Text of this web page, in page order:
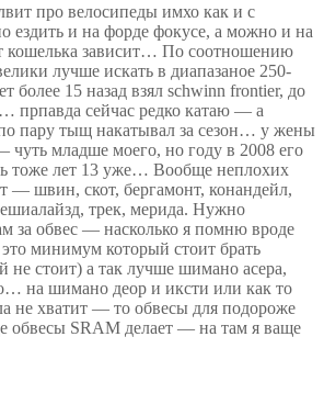
про велосипеды имхо как и с
и на форде фокусе, а можно и на
кошелька зависит… По соотношению
лучше искать в диапазаное 250-
более 15 назад взял schwinn frontier, до
прпавда сейчас редко катаю — а
пару тыщ накатывал за сезон… у жены
чуть младше моего, но году в 2008 его
тоже лет 13 уже… Вообще неплохих
— швин, скот, бергамонт, конандейл,
трек, мерида. Нужно
за обвес — насколько я помню вроде
минимум который стоит брать
не стоит) а так лучше шимано асера,
на шимано деор и иксти или как то
не хватит — то обвесы для подороже
обвесы SRAM делает — на там я ваще